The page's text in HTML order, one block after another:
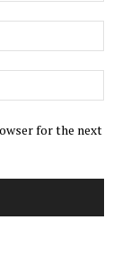
for the next